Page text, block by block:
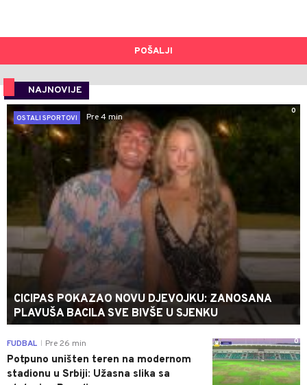
POŠALJI
NAJNOVIJE
0
OSTALI SPORTOVI
Pre 4 min
CICIPAS POKAZAO NOVU DJEVOJKU: ZANOSANA
PLAVUŠA BACILA SVE BIVŠE U SJENKU
0
FUDBAL Pre 26 min
Potpuno uništen teren na modernom
stadionu u Srbiji: Užasna slika sa